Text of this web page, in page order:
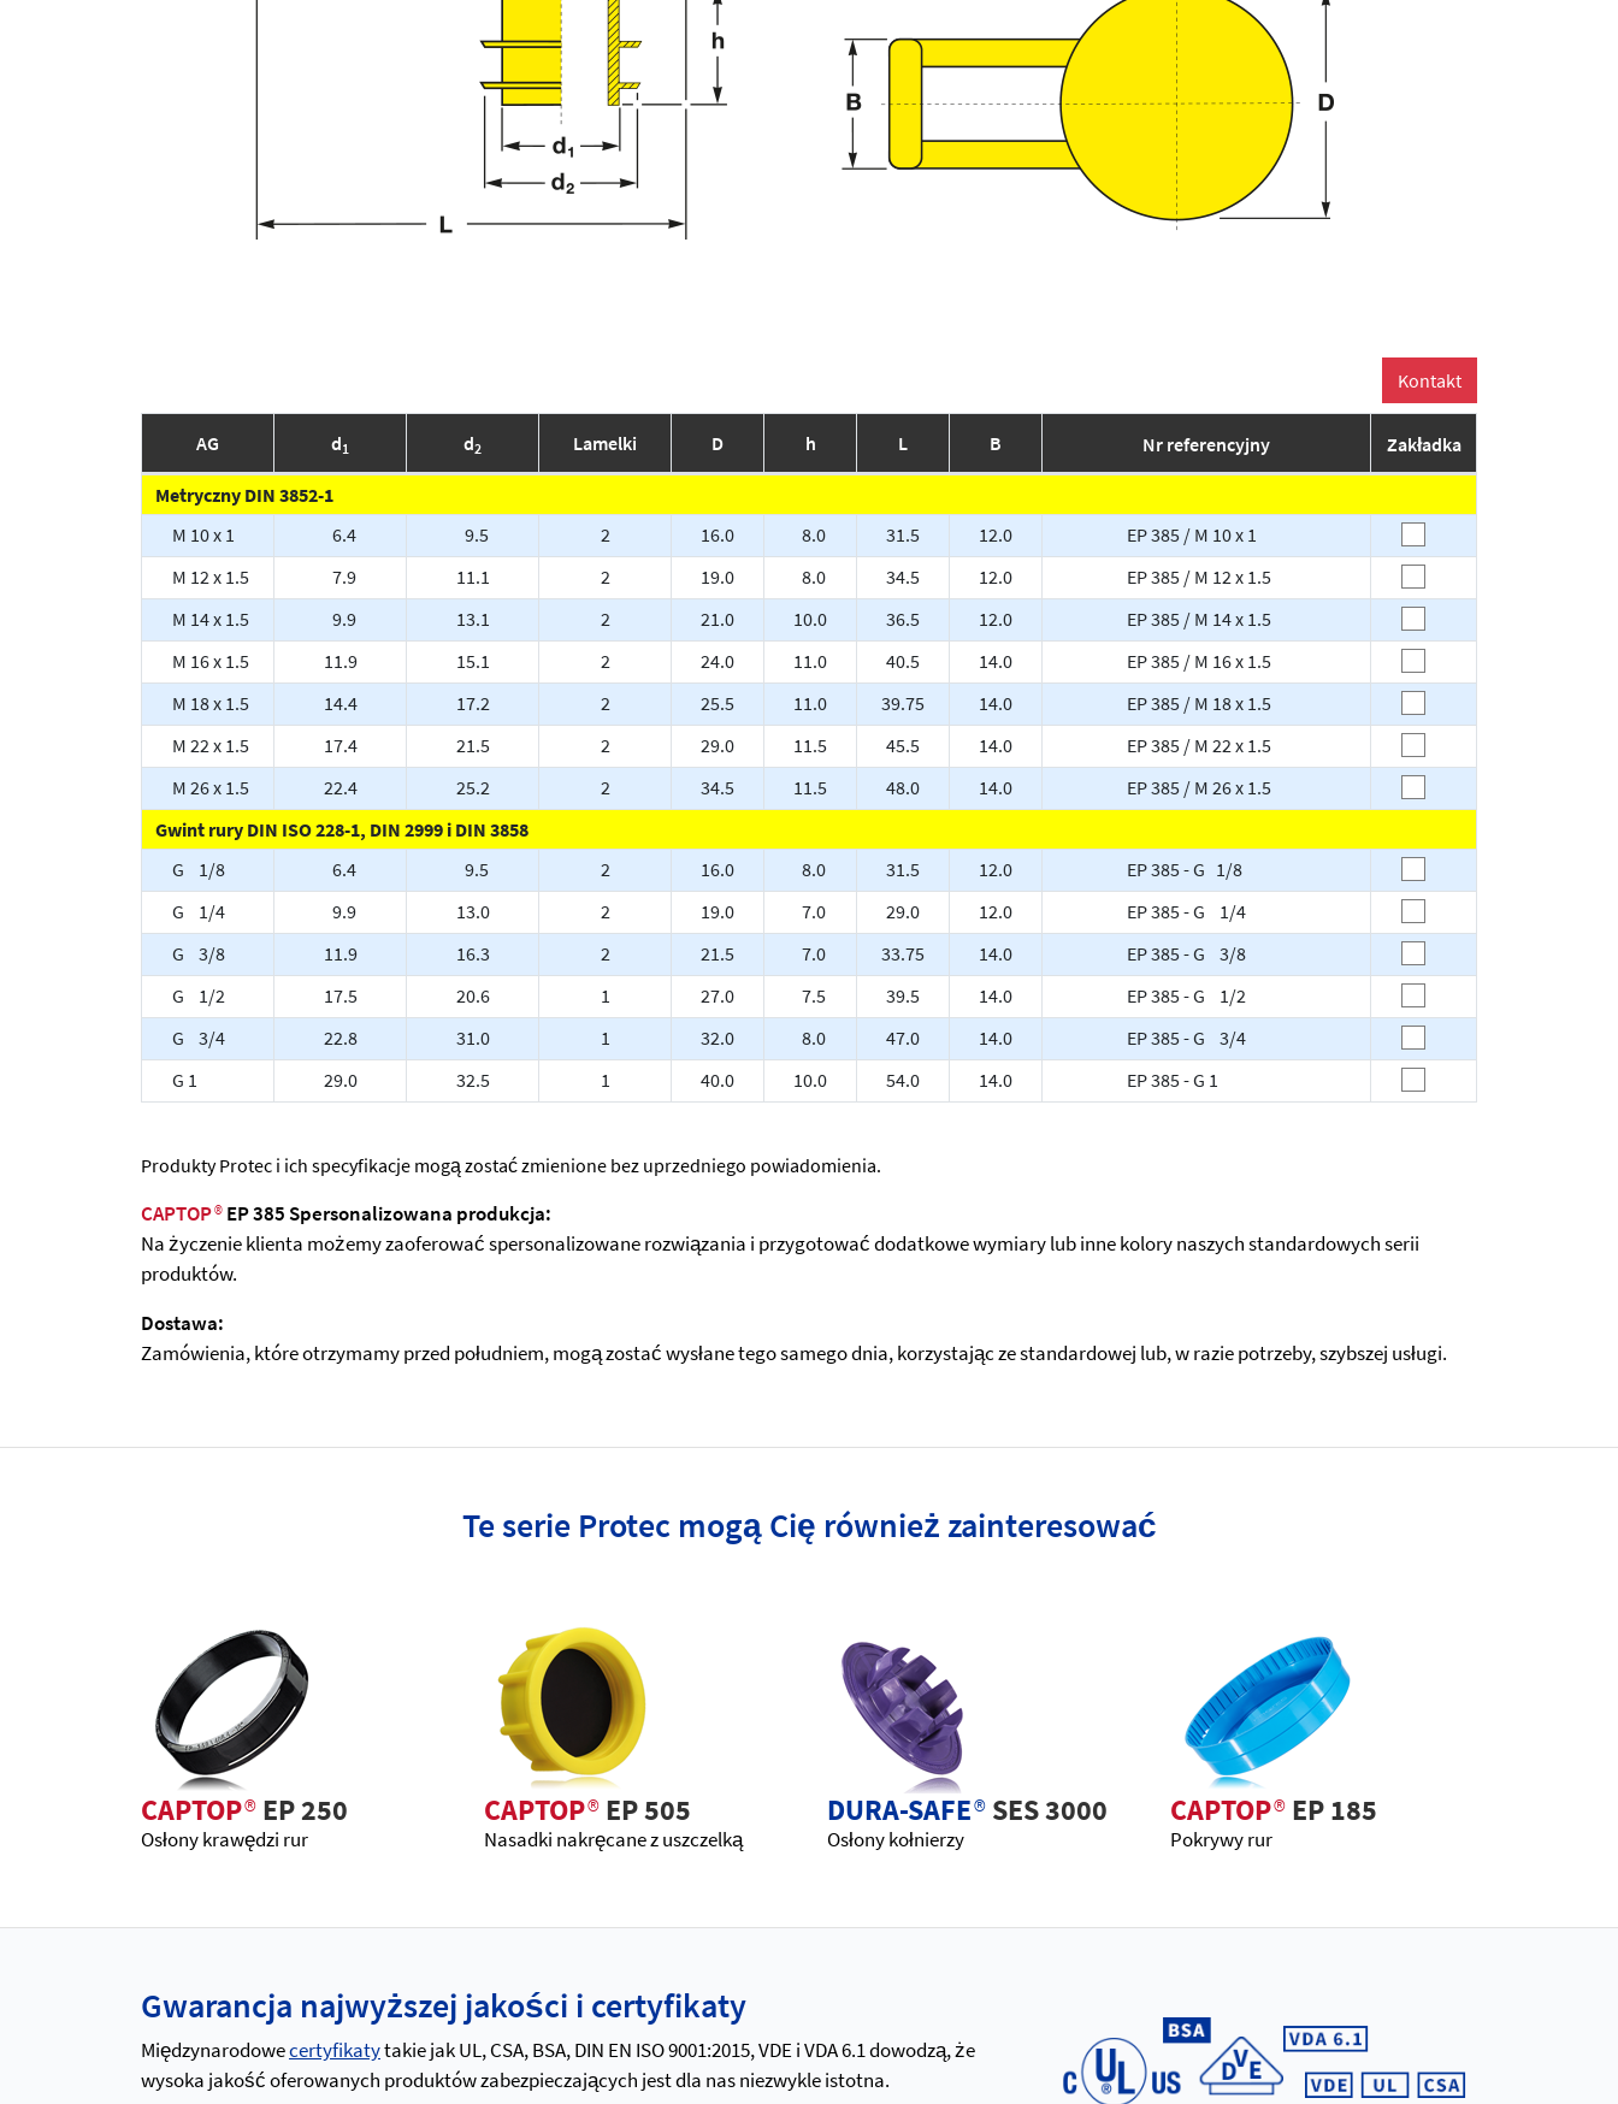
AG d1 d2 Lamelki D h L B Nr referencyjny Zakładka
Metryczny DIN 3852-1
M 10 x 1
6.4 9.5 2 16.0 8.0 31.5 12.0
EP 385 / M 10 x 1
M 12 x 1.5
7.9 11.1 2 19.0 8.0 34.5 12.0
EP 385 / M 12 x 1.5
M 14 x 1.5
9.9 13.1 2 21.0 10.0 36.5 12.0
EP 385 / M 14 x 1.5
M 16 x 1.5
11.9 15.1 2 24.0 11.0 40.5 14.0
EP 385 / M 16 x 1.5
M 18 x 1.5
14.4 17.2 2 25.5 11.0 39.75 14.0
EP 385 / M 18 x 1.5
M 22 x 1.5
17.4 21.5 2 29.0 11.5 45.5 14.0
EP 385 / M 22 x 1.5
M 26 x 1.5
22.4 25.2 2 34.5 11.5 48.0 14.0
EP 385 / M 26 x 1.5
Gwint rury DIN ISO 228-1, DIN 2999 i DIN 3858
G 1/8
6.4 9.5 2 16.0 8.0 31.5 12.0
EP 385 - G 1/8
G 1/4
9.9 13.0 2 19.0 7.0 29.0 12.0
EP 385 - G 1/4
G 3/8
11.9 16.3 2 21.5 7.0 33.75 14.0
EP 385 - G 3/8
G 1/2
17.5 20.6 1 27.0 7.5 39.5 14.0
EP 385 - G 1/2
G 3/4
22.8 31.0 1 32.0 8.0 47.0 14.0
EP 385 - G 3/4
G 1
29.0 32.5 1 40.0 10.0 54.0 14.0 EP 385 - G 1
Produkty Protec i ich specyfikacje mogą zostać zmienione bez uprzedniego powiadomienia.
CAPTOP®EP 385 Spersonalizowana produkcja:
Na życzenie klienta możemy zaoferować spersonalizowane rozwiązania i przygotować dodatkowe wymiary lub inne kolory naszych standardowych serii
produktów.
Dostawa:
Zamówienia, które otrzymamy przed południem, mogą zostać wysłane tego samego dnia, korzystając ze standardowej lub, w razie potrzeby, szybszej usługi.
Te serie Protec mogą Cię również zainteresować
CAPTOP®EP 250
Osłony krawędzi rur
CAPTOP®EP 505
Nasadki nakręcane z uszczelką
DURA-SAFE®SES 3000
Osłony kołnierzy
CAPTOP®EP 185
Pokrywy rur
Gwarancja najwyższej jakości i certyfikaty
Międzynarodowecertyfikatytakie jak UL, CSA, BSA, DIN EN ISO 9001:2015, VDE i VDA 6.1 dowodzą, że
wysoka jakość oferowanych produktów zabezpieczających jest dla nas niezwykle istotna.